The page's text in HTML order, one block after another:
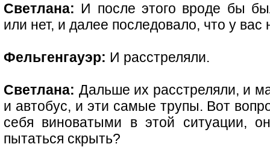
Светлана: И после этого вроде бы
или нет, и далее последовало, что у вас
Фельгенгауэр: И расстреляли.
Светлана: Дальше их расстреляли, и
и автобус, и эти самые трупы. Вот
себя виноватыми в этой ситуации,
пытаться скрыть?